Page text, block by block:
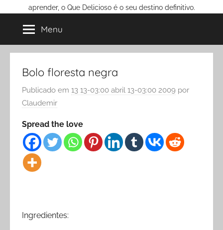
aprender, o Que Delicioso é o seu destino definitivo.
Menu
Bolo floresta negra
Publicado em 13 13-03:00 abril 13-03:00 2009 por
Claudemir
Spread the love
Ingredientes: